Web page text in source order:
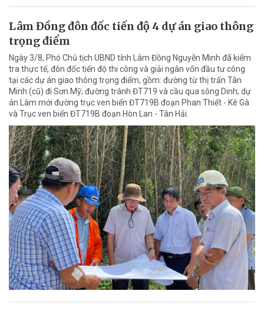
Lâm Đồng đôn đốc tiến độ 4 dự án giao thông
trọng điểm
Ngày 3/8, Phó Chủ tịch UBND tỉnh Lâm Đồng Nguyễn Minh đã kiểm
tra thực tế, đôn đốc tiến độ thi công và giải ngân vốn đầu tư công
tại các dự án giao thông trọng điểm, gồm: đường từ thị trấn Tân
Minh (cũ) đi Sơn Mỹ; đường tránh ĐT719 và cầu qua sông Dinh; dự
án Làm mới đường trục ven biển ĐT719B đoạn Phan Thiết - Kê Gà
và Trục ven biển ĐT719B đoạn Hòn Lan - Tân Hải.